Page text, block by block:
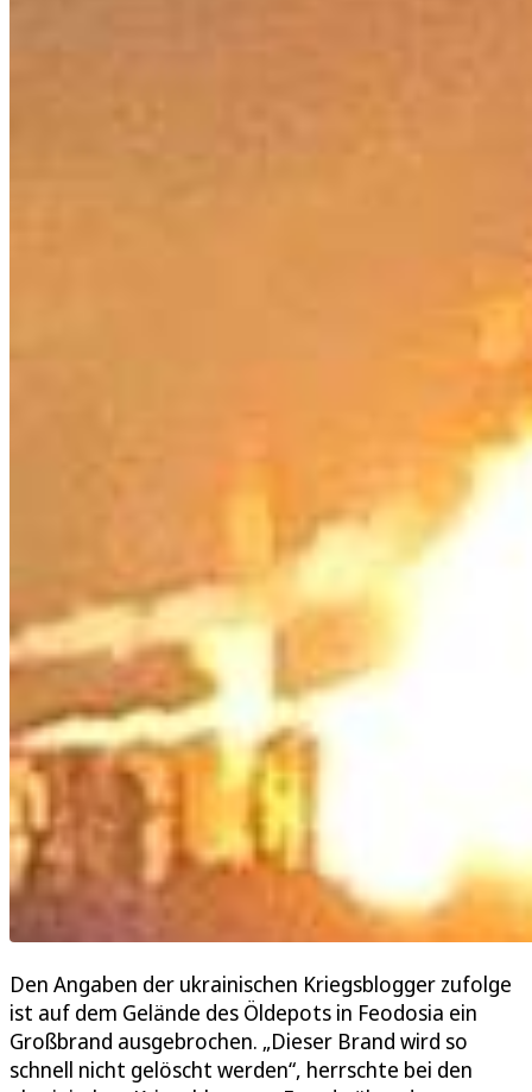
Den Angaben der ukrainischen Kriegsblogger zufolge
ist auf dem Gelände des Öldepots in Feodosia ein
Großbrand ausgebrochen. „Dieser Brand wird so
schnell nicht gelöscht werden“, herrschte bei den